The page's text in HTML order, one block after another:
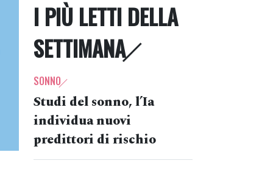
I PIÙ LETTI DELLA
SETTIMANA
SONNO
Studi del sonno, l’Ia
individua nuovi
predittori di rischio